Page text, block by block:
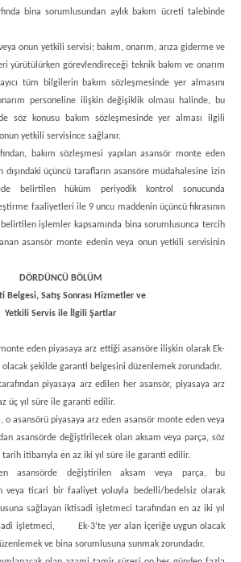
bina sorumlusundan aylık bakım ücreti talebinde
onun yetkili servisi; bakım, onarım, arıza giderme ve
yürütülürken görevlendireceği teknik bakım ve onarım
tüm bilgilerin bakım sözleşmesinde yer almasını
personeline ilişkin değişiklik olması halinde, bu
söz konusu bakım sözleşmesinde yer alması ilgili
yetkili servisince sağlanır.
bakım sözleşmesi yapılan asansör monte eden
üçüncü tarafların asansöre müdahalesine izin
belirtilen hüküm periyodik kontrol sonucunda
faaliyetleri ile 9 uncu maddenin üçüncü fıkrasının
işlemler kapsamında bina sorumlusunca tercih
asansör monte edenin veya onun yetkili servisinin
DÖRDÜNCÜ BÖLÜM
Belgesi, Satış Sonrası Hizmetler ve
Yetkili Servis ile İlgili Şartlar
eden piyasaya arz ettiği asansöre ilişkin olarak Ek-
şekilde garanti belgesini düzenlemek zorundadır.
piyasaya arz edilen her asansör, piyasaya arz
üç yıl süre ile garanti edilir.
o asansörü piyasaya arz eden asansör monte eden veya
asansörde değiştirilecek olan aksam veya parça, söz
tarih itibarıyla en az iki yıl süre ile garanti edilir.
asansörde değiştirilen aksam veya parça, bu
veya ticari bir faaliyet yoluyla bedelli/bedelsiz olarak
sağlayan iktisadi işletmeci tarafından en az iki yıl
işletmeci, Ek-3’te yer alan içeriğe uygun olacak
ve bina sorumlusuna sunmak zorundadır.